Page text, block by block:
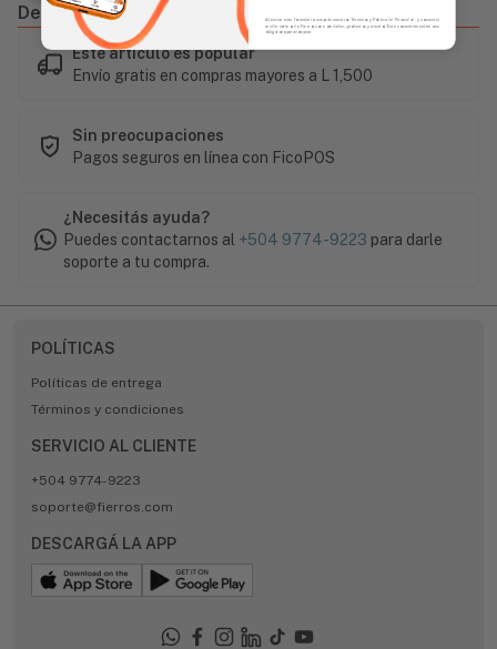
Descripción
Este artículo es popular
Envío gratis en compras mayores a L 1,500
Sin preocupaciones
Pagos seguros en línea con FicoPOS
¿Necesitás ayuda?
Puedes contactarnos al +504 9774-9223 para darle
soporte a tu compra.
POLÍTICAS
Políticas de entrega
Términos y condiciones
SERVICIO AL CLIENTE
+504 9774-9223
soporte@fierros.com
DESCARGÁ LA APP
Al enviar este formulario, aceptás nuestros Términos y Política de Privacidad, y consentís
recibir correos de Fierros con novedades, productos y eventos. Este consentimiento no es
obligatorio para comprar.